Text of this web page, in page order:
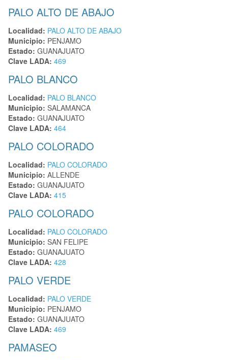
PALO ALTO DE ABAJO
Localidad: PALO ALTO DE ABAJO
Municipio: PENJAMO
Estado: GUANAJUATO
Clave LADA: 469
PALO BLANCO
Localidad: PALO BLANCO
Municipio: SALAMANCA
Estado: GUANAJUATO
Clave LADA: 464
PALO COLORADO
Localidad: PALO COLORADO
Municipio: ALLENDE
Estado: GUANAJUATO
Clave LADA: 415
PALO COLORADO
Localidad: PALO COLORADO
Municipio: SAN FELIPE
Estado: GUANAJUATO
Clave LADA: 428
PALO VERDE
Localidad: PALO VERDE
Municipio: PENJAMO
Estado: GUANAJUATO
Clave LADA: 469
PAMASEO